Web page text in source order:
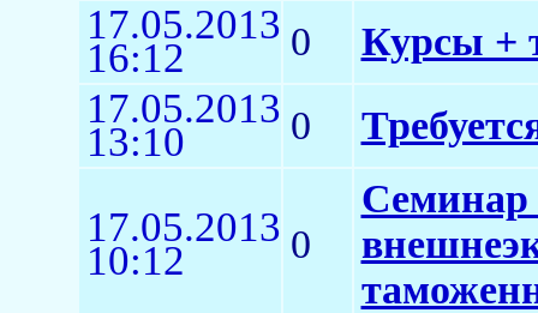
17.05.2013
16:12 0 Курсы +
17.05.2013
13:10 0
17.05.2013
10:12 0
Семинар